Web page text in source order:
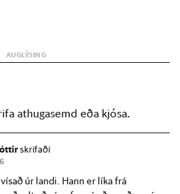
athugasemd eða kjósa.
skrifaði
úr landi. Hann er líka frá